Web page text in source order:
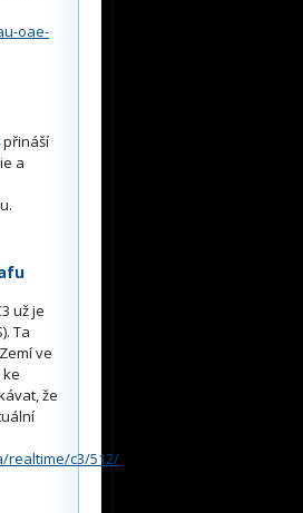
oae-
přináší
a
už je
Ta
ve
že
realtime/c3/512/